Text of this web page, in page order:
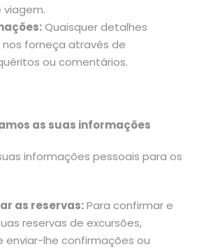
viagem.
Quaisquer detalhes
forneça através de
ou comentários.
as suas informações
informações pessoais para os
as reservas:Para confirmar e
reservas de excursões,
enviar-lhe confirmações ou